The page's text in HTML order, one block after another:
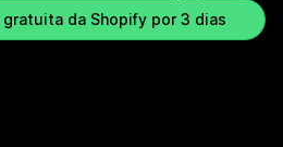
gratuita da Shopify por 3 dias